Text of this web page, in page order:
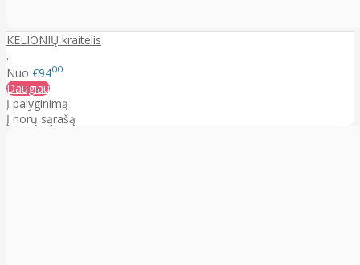
KELIONIŲ kraitelis
..
Nuo €9400
Daugiau
Į palyginimą
Į norų sąrašą